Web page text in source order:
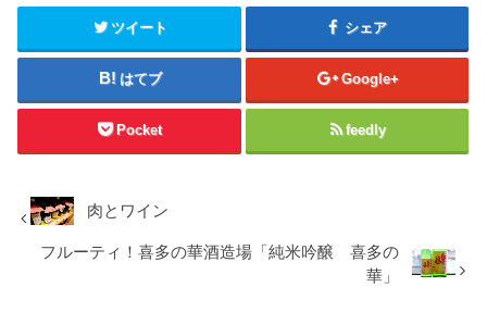
ツイート シェア
はてブ Google+
Pocket feedly
肉とワイン
フルーティ！喜多の華酒造場「純米吟醸 喜多の
華」